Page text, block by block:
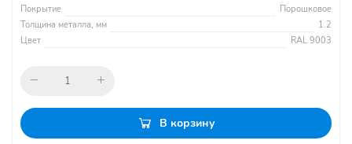
Покрытие
Порошковое
Толщина металла, мм
1.2
Цвет
RAL 9003
В корзину